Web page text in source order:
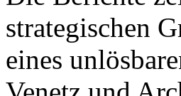
strategischen
eines